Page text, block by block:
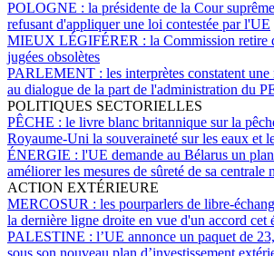
POLOGNE : la présidente de la Cour
refusant d'appliquer une loi contestée par l'UE
MIEUX LÉGIFÉRER : la Commission retire
jugées obsolètes
PARLEMENT : les interprètes constatent
au dialogue de la part de l'administration du
POLITIQUES SECTORIELLES
PÊCHE : le livre blanc britannique sur la
Royaume-Uni la souveraineté sur les eaux et
ÉNERGIE : l'UE demande au Bélarus un
améliorer les mesures de sûreté de sa centrale
ACTION EXTÉRIEURE
MERCOSUR : les pourparlers de libre-
la dernière ligne droite en vue d'un accord cet
PALESTINE : l’UE annonce un paquet de
sous son nouveau plan d’investissement